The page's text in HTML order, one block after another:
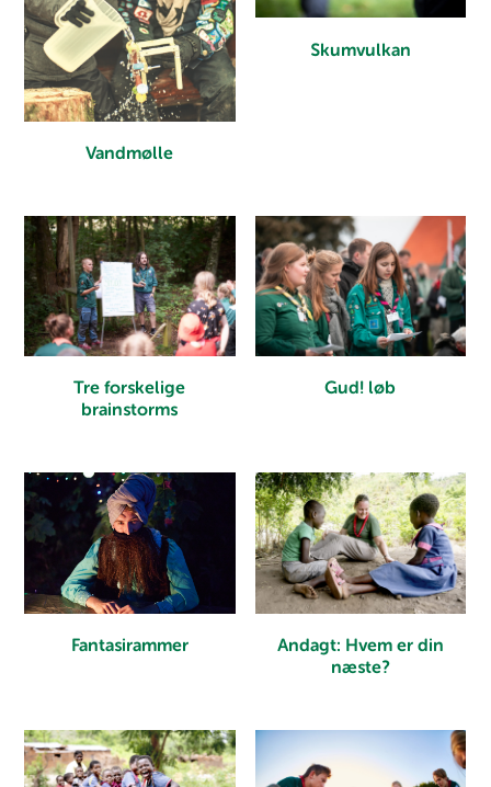
Vandmølle
Skumvulkan
Tre forskelige
brainstorms
Gud! løb
Fantasirammer
Andagt: Hvem er din
næste?